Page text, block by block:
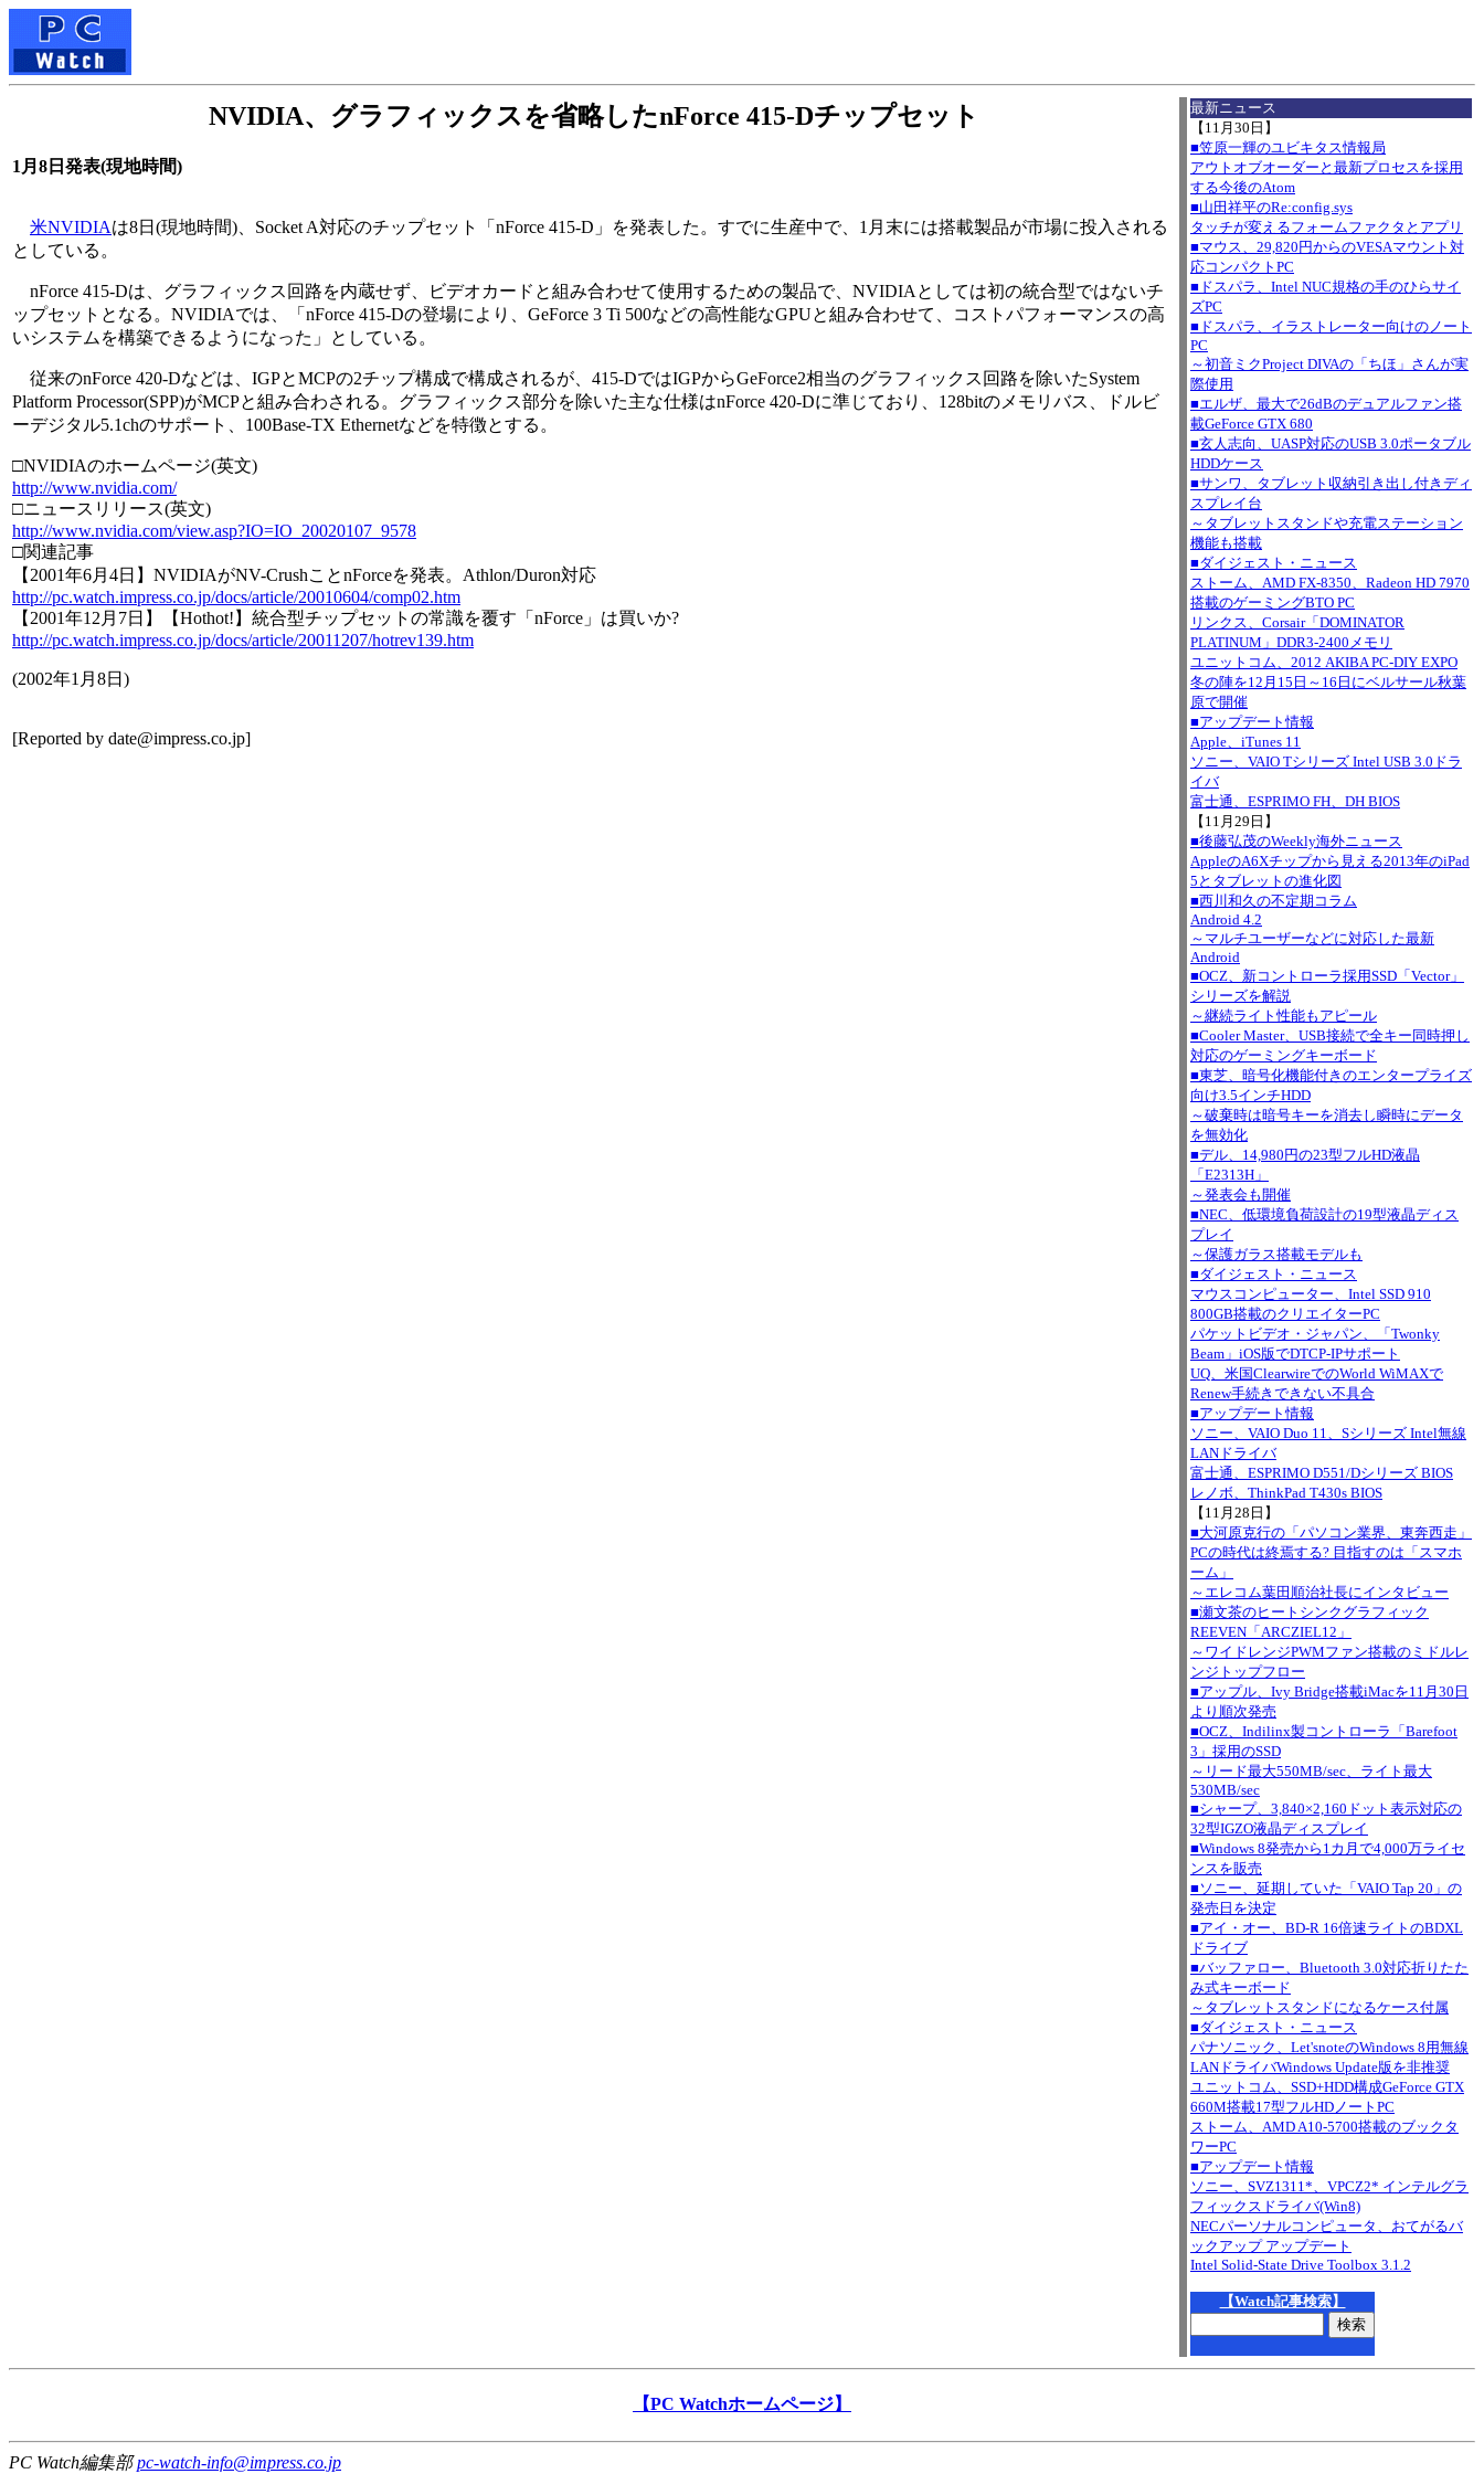
NVIDIA、グラフィックスを省略したnForce 415-Dチップセット
1月8日発表(現地時間)
米NVIDIAは8日(現地時間)、Socket A対応のチップセット「nForce 415-D」を発表した。すでに生産中で、1月末には搭載製品が市場に投入される
としている。
nForce 415-Dは、グラフィックス回路を内蔵せず、ビデオカードと組み合わせて使用するための製品で、NVIDIAとしては初の統合型ではないチ
ップセットとなる。NVIDIAでは、「nForce 415-Dの登場により、GeForce 3 Ti 500などの高性能なGPUと組み合わせて、コストパフォーマンスの高
いシステムを構築できるようになった」としている。
従来のnForce 420-Dなどは、IGPとMCPの2チップ構成で構成されるが、415-DではIGPからGeForce2相当のグラフィックス回路を除いたSystem
Platform Processor(SPP)がMCPと組み合わされる。グラフィックス部分を除いた主な仕様はnForce 420-Dに準じており、128bitのメモリバス、ドルビ
ーデジタル5.1chのサポート、100Base-TX Ethernetなどを特徴とする。
□NVIDIAのホームページ(英文)
http://www.nvidia.com/
□ニュースリリース(英文)
http://www.nvidia.com/view.asp?IO=IO_20020107_9578
□関連記事
【2001年6月4日】NVIDIAがNV-CrushことnForceを発表。Athlon/Duron対応
http://pc.watch.impress.co.jp/docs/article/20010604/comp02.htm
【2001年12月7日】【Hothot!】統合型チップセットの常識を覆す「nForce」は買いか?
http://pc.watch.impress.co.jp/docs/article/20011207/hotrev139.htm
(2002年1月8日 )
[Reported by date@impress.co.jp]
最新ニュース
【11月30日】
■笠原一輝のユビキタス情報局
アウトオブオーダーと最新プロセスを採用
する今後のAtom
■山田祥平のRe:config.sys
タッチが変えるフォームファクタとアプリ
■マウス、29,820円からのVESAマウント対
応コンパクトPC
■ドスパラ、Intel NUC規格の手のひらサイ
ズPC
■ドスパラ、イラストレーター向けのノート
PC
～初音ミクProject DIVAの「ちほ」さんが実
際使用
■エルザ、最大で26dBのデュアルファン搭
載GeForce GTX 680
■玄人志向、UASP対応のUSB 3.0ポータブル
HDDケース
■サンワ、タブレット収納引き出し付きディ
スプレイ台
～タブレットスタンドや充電ステーション
機能も搭載
■ダイジェスト・ニュース
ストーム、AMD FX-8350、Radeon HD 7970
搭載のゲーミングBTO PC
リンクス、Corsair「DOMINATOR
PLATINUM」DDR3-2400メモリ
ユニットコム、2012 AKIBA PC-DIY EXPO
冬の陣を12月15日～16日にベルサール秋葉
原で開催
■アップデート情報
Apple、iTunes 11
ソニー、VAIO Tシリーズ Intel USB 3.0ドラ
イバ
富士通、ESPRIMO FH、DH BIOS
【11月29日】
■後藤弘茂のWeekly海外ニュース
AppleのA6Xチップから見える2013年のiPad
5とタブレットの進化図
■西川和久の不定期コラム
Android 4.2
～マルチユーザーなどに対応した最新
Android
■OCZ、新コントローラ採用SSD「Vector」
シリーズを解説
～継続ライト性能もアピール
■Cooler Master、USB接続で全キー同時押し
対応のゲーミングキーボード
■東芝、暗号化機能付きのエンタープライズ
向け3.5インチHDD
～破棄時は暗号キーを消去し瞬時にデータ
を無効化
■デル、14,980円の23型フルHD液晶
「E2313H」
～発表会も開催
■NEC、低環境負荷設計の19型液晶ディス
プレイ
～保護ガラス搭載モデルも
■ダイジェスト・ニュース
マウスコンピューター、Intel SSD 910
800GB搭載のクリエイターPC
パケットビデオ・ジャパン、「Twonky
Beam」iOS版でDTCP-IPサポート
UQ、米国ClearwireでのWorld WiMAXで
Renew手続きできない不具合
■アップデート情報
ソニー、VAIO Duo 11、Sシリーズ Intel無線
LANドライバ
富士通、ESPRIMO D551/Dシリーズ BIOS
レノボ、ThinkPad T430s BIOS
【11月28日】
■大河原克行の「パソコン業界、東奔西走」
PCの時代は終焉する? 目指すのは「スマホ
ーム」
～エレコム葉田順治社長にインタビュー
■瀬文茶のヒートシンクグラフィック
REEVEN「ARCZIEL12」
～ワイドレンジPWMファン搭載のミドルレ
ンジトップフロー
■アップル、Ivy Bridge搭載iMacを11月30日
より順次発売
■OCZ、Indilinx製コントローラ「Barefoot
3」採用のSSD
～リード最大550MB/sec、ライト最大
530MB/sec
■シャープ、3,840×2,160ドット表示対応の
32型IGZO液晶ディスプレイ
■Windows 8発売から1カ月で4,000万ライセ
ンスを販売
■ソニー、延期していた「VAIO Tap 20」の
発売日を決定
■アイ・オー、BD-R 16倍速ライトのBDXL
ドライブ
■バッファロー、Bluetooth 3.0対応折りたた
み式キーボード
～タブレットスタンドになるケース付属
■ダイジェスト・ニュース
パナソニック、Let'snoteのWindows 8用無線
LANドライバWindows Update版を非推奨
ユニットコム、SSD+HDD構成GeForce GTX
660M搭載17型フルHDノートPC
ストーム、AMD A10-5700搭載のブックタ
ワーPC
■アップデート情報
ソニー、SVZ1311*、VPCZ2* インテルグラ
フィックスドライバ(Win8)
NECパーソナルコンピュータ、おてがるバ
ックアップ アップデート
Intel Solid-State Drive Toolbox 3.1.2
【Watch記事検索】
【PC Watchホームページ】
PC Watch編集部pc-watch-info@impress.co.jp